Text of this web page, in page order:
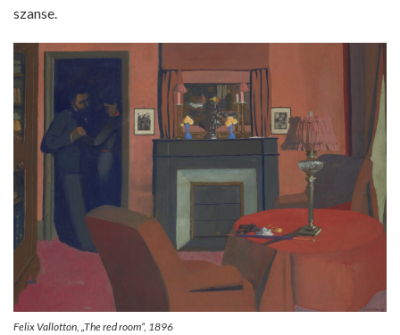
szanse.
Felix Vallotton, „The red room”, 1896